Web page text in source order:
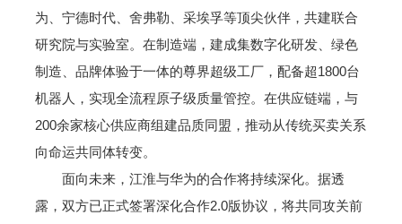
为、宁德时代、舍弗勒、采埃孚等顶尖伙伴，共建联合
研究院与实验室。在制造端，建成集数字化研发、绿色
制造、品牌体验于一体的尊界超级工厂，配备超1800台
机器人，实现全流程原子级质量管控。在供应链端，与
200余家核心供应商组建品质同盟，推动从传统买卖关系
向命运共同体转变。
面向未来，江淮与华为的合作将持续深化。据透
露，双方已正式签署深化合作2.0版协议，将共同攻关前